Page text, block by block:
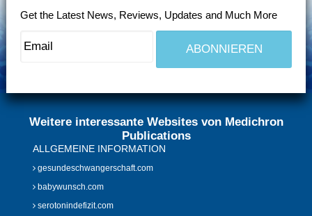
Get the Latest News, Reviews, Updates and Much More
Weitere interessante Websites von Medichron
Publications
ALLGEMEINE INFORMATION
gesundeschwangerschaft.com
babywunsch.com
serotonindefizit.com